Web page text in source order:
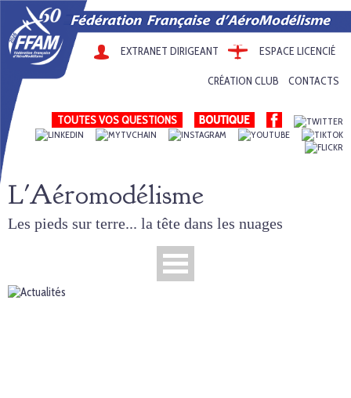
EXTRANET DIRIGEANT ESPACE LICENCIÉ
CRÉATION CLUB CONTACTS
TOUTES VOS QUESTIONS
L'Aéromodélisme
Les pieds sur terre... la tête dans les nuages